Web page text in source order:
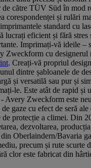
către TÜV Süd în mod
corespondenței și rulări
standard cu
lucrați eficient și fără
Imprimați-vă ideile –
Zweckform cu designerul
. Creați-vă propriul
dintre șabloanele de
și versatilă sau pur și
le. Este atât de rapid și
Avery Zweckform este
gaze cu efect de seră
de protecție a climei. Din
dezvoltarea,
Oberlaindern/Bavaria
precum și rute scurte
clor este fabricat din